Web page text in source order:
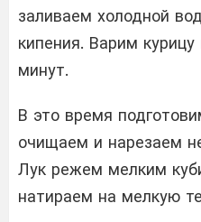
заливаем холодной
кипения. Варим
минут.
В это время
очищаем и нарезаем
Лук режем мелким
натираем на мелкую